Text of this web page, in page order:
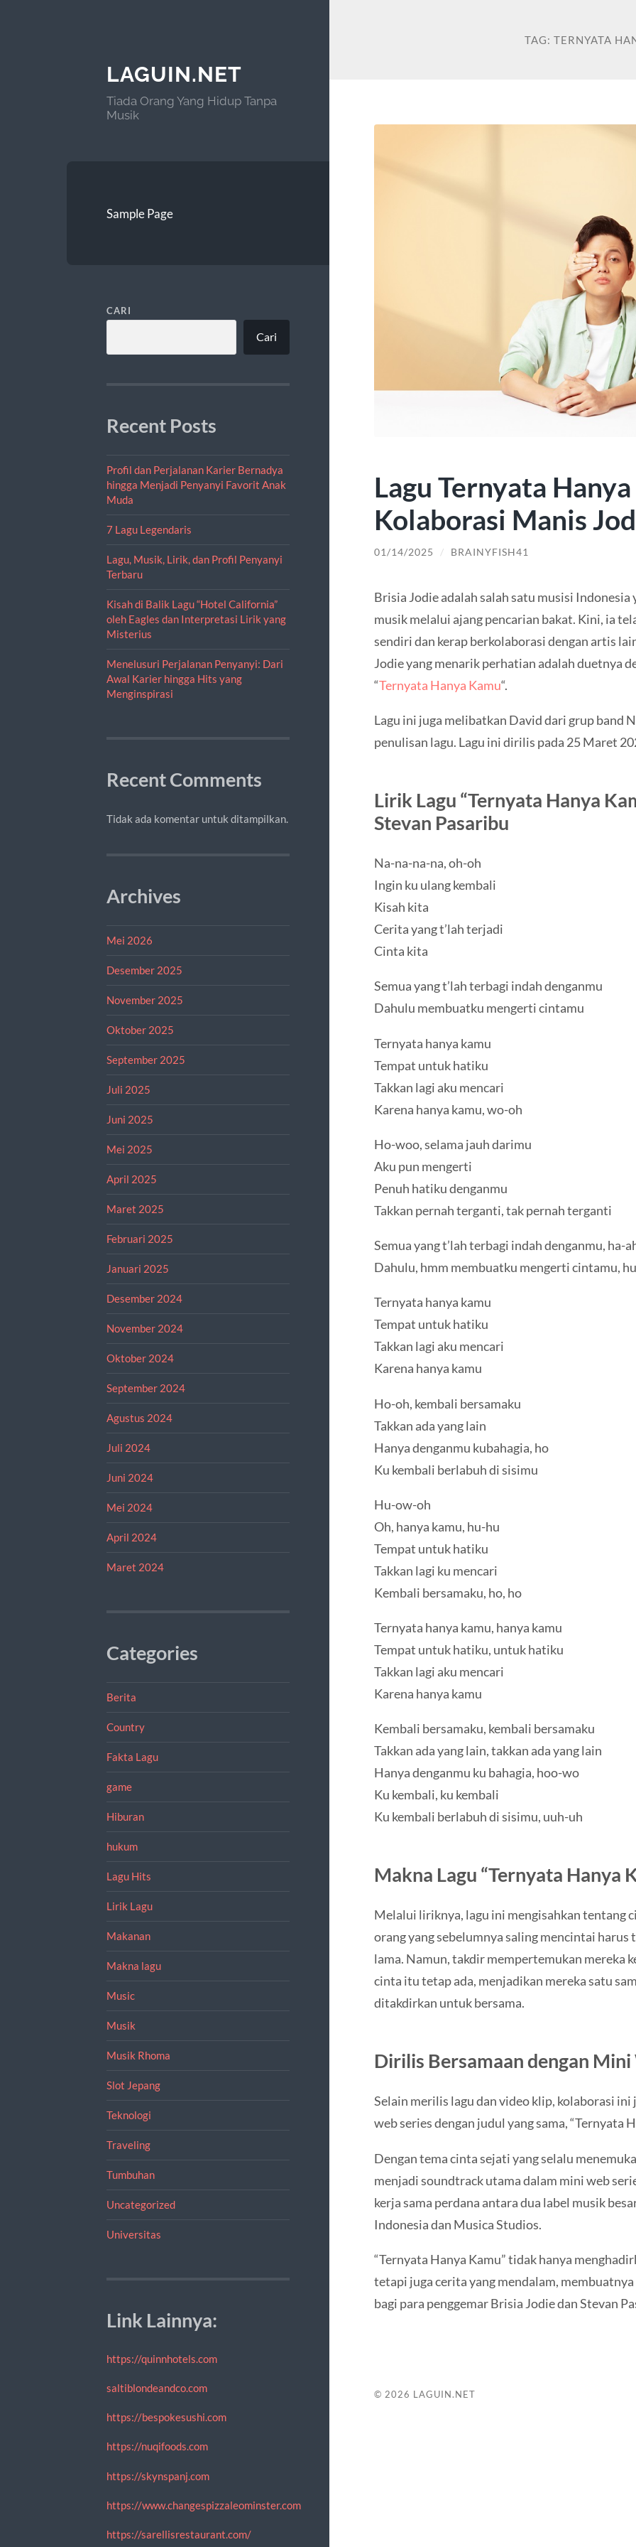
LAGUIN.NET
Tiada Orang Yang Hidup Tanpa
Musik
Sample Page
CARI
Cari
Recent Posts
Profil dan Perjalanan Karier Bernadya
hingga Menjadi Penyanyi Favorit Anak
Muda
7 Lagu Legendaris
Lagu, Musik, Lirik, dan Profil Penyanyi
Terbaru
Kisah di Balik Lagu “Hotel California”
oleh Eagles dan Interpretasi Lirik yang
Misterius
Menelusuri Perjalanan Penyanyi: Dari
Awal Karier hingga Hits yang
Menginspirasi
Recent Comments
Tidak ada komentar untuk ditampilkan.
Archives
Mei 2026
Desember 2025
November 2025
Oktober 2025
September 2025
Juli 2025
Juni 2025
Mei 2025
April 2025
Maret 2025
Februari 2025
Januari 2025
Desember 2024
November 2024
Oktober 2024
September 2024
Agustus 2024
Juli 2024
Juni 2024
Mei 2024
April 2024
Maret 2024
Categories
Berita
Country
Fakta Lagu
game
Hiburan
hukum
Lagu Hits
Lirik Lagu
Makanan
Makna lagu
Music
Musik
Musik Rhoma
Slot Jepang
Teknologi
Traveling
Tumbuhan
Uncategorized
Universitas
Link Lainnya:
https://quinnhotels.com
saltiblondeandco.com
https://bespokesushi.com
https://nuqifoods.com
https://skynspanj.com
https://www.changespizzaleominster.com
https://sarellisrestaurant.com/
TAG:TERNYATA
Lagu Ternyata
Kolaborasi Manis
01/14/2025 / BRAINYFISH41
Brisia Jodie adalah salah satu musisi
musik melalui ajang pencarian bakat. Kini, ia
sendiri dan kerap berkolaborasi dengan artis
Jodie yang menarik perhatian adalah duetnya
“Ternyata Hanya Kamu“.
Lagu ini juga melibatkan David dari grup band
penulisan lagu. Lagu ini dirilis pada 25 Maret
Lirik Lagu “Ternyata Hanya
Stevan Pasaribu
Na-na-na-na, oh-oh
Ingin ku ulang kembali
Kisah kita
Cerita yang t’lah terjadi
Cinta kita
Semua yang t’lah terbagi indah denganmu
Dahulu membuatku mengerti cintamu
Ternyata hanya kamu
Tempat untuk hatiku
Takkan lagi aku mencari
Karena hanya kamu, wo-oh
Ho-woo, selama jauh darimu
Aku pun mengerti
Penuh hatiku denganmu
Takkan pernah terganti, tak pernah terganti
Semua yang t’lah terbagi indah denganmu, ha-
Dahulu, hmm membuatku mengerti cintamu,
Ternyata hanya kamu
Tempat untuk hatiku
Takkan lagi aku mencari
Karena hanya kamu
Ho-oh, kembali bersamaku
Takkan ada yang lain
Hanya denganmu kubahagia, ho
Ku kembali berlabuh di sisimu
Hu-ow-oh
Oh, hanya kamu, hu-hu
Tempat untuk hatiku
Takkan lagi ku mencari
Kembali bersamaku, ho, ho
Ternyata hanya kamu, hanya kamu
Tempat untuk hatiku, untuk hatiku
Takkan lagi aku mencari
Karena hanya kamu
Kembali bersamaku, kembali bersamaku
Takkan ada yang lain, takkan ada yang lain
Hanya denganmu ku bahagia, hoo-wo
Ku kembali, ku kembali
Ku kembali berlabuh di sisimu, uuh-uh
Makna Lagu “Ternyata Hanya
Melalui liriknya, lagu ini mengisahkan tentang
orang yang sebelumnya saling mencintai
lama. Namun, takdir mempertemukan mereka
cinta itu tetap ada, menjadikan mereka satu
ditakdirkan untuk bersama.
Dirilis Bersamaan dengan Mini
Selain merilis lagu dan video klip, kolaborasi ini
web series dengan judul yang sama, “Ternyata
Dengan tema cinta sejati yang selalu
menjadi soundtrack utama dalam mini web
kerja sama perdana antara dua label musik
Indonesia dan Musica Studios.
“Ternyata Hanya Kamu” tidak hanya
tetapi juga cerita yang mendalam,
bagi para penggemar Brisia Jodie dan Stevan
© 2026 LAGUIN.NET